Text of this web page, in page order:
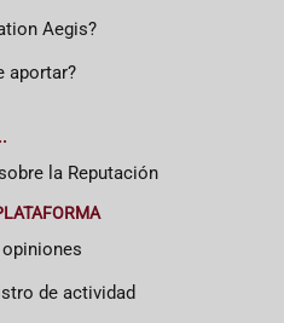
Aegis?
aportar?
la Reputación
de actividad